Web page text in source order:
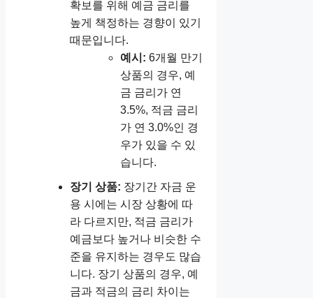
확보를 위해 예금 금리를
높게 책정하는 경향이 있기
때문입니다.
예시: 6개월 만기
상품의 경우, 예
금 금리가 연
3.5%, 적금 금리
가 연 3.0%인 경
우가 있을 수 있
습니다.
장기 상품: 장기간 자금 운
용 시에는 시장 상황에 따
라 다르지만, 적금 금리가
예금보다 높거나 비슷한 수
준을 유지하는 경우도 많습
니다. 장기 상품의 경우, 예
금과 적금의 금리 차이는